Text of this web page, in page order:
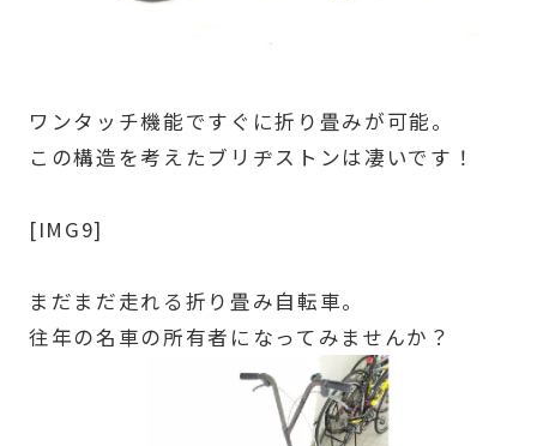
ワンタッチ機能ですぐに折り畳みが可能。
この構造を考えたブリヂストンは凄いです！
[IMG9]
まだまだ走れる折り畳み自転車。
往年の名車の所有者になってみませんか？